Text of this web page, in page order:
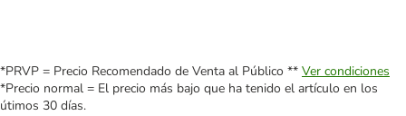
*PRVP = Precio Recomendado de Venta al Público ** Ver condiciones
*Precio normal = El precio más bajo que ha tenido el artículo en los
útimos 30 días.